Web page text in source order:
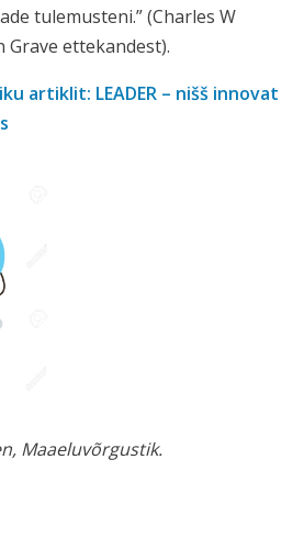
tulemusteni.” (Charles W
Grave ettekandest).
artiklit: LEADER – nišš innovat
Maaeluvõrgustik.